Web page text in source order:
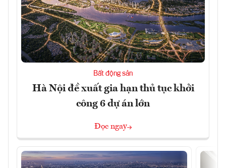
Bất động sản
Hà Nội đề xuất gia hạn thủ tục khởi
công 6 dự án lớn
Đọc ngay